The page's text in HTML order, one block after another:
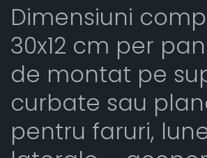
Dimensiuni
30x12 cm per
de montat pe
curbate sau
pentru faruri,